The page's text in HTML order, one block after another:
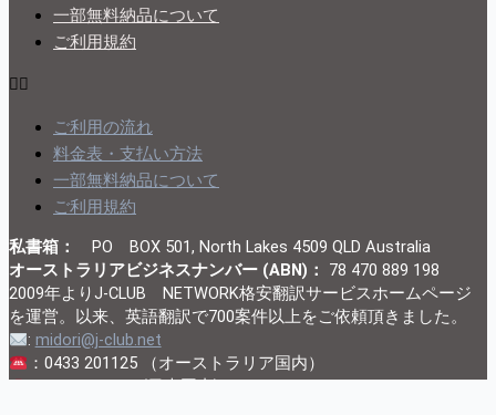
一部無料納品について
ご利用規約
ご利用の流れ
料金表・支払い方法
一部無料納品について
ご利用規約
私書箱：
PO BOX 501, North Lakes 4509 QLD Australia
オーストラリアビジネスナンバー (ABN)：
78 470 889 198
2009年よりJ-CLUB NETWORK格安翻訳サービスホームページ
を運営。以来、英語翻訳で700案件以上をご依頼頂きました。
: midori@j-club.net
：0433 201125 （オーストラリア国内）